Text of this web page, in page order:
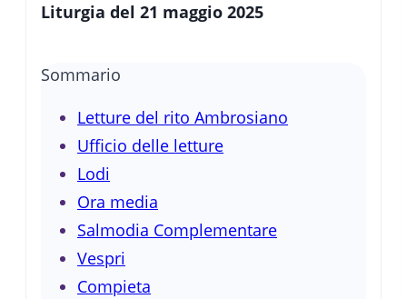
Liturgia del 21 maggio 2025
Sommario
Letture del rito Ambrosiano
Ufficio delle letture
Lodi
Ora media
Salmodia Complementare
Vespri
Compieta